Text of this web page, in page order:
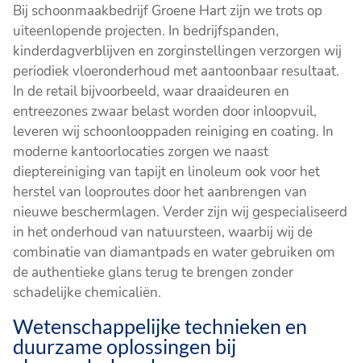
Bij schoonmaakbedrijf Groene Hart zijn we trots op
uiteenlopende projecten. In bedrijfspanden,
kinderdagverblijven en zorginstellingen verzorgen wij
periodiek vloeronderhoud met aantoonbaar resultaat.
In de retail bijvoorbeeld, waar draaideuren en
entreezones zwaar belast worden door inloopvuil,
leveren wij schoonlooppaden reiniging en coating. In
moderne kantoorlocaties zorgen we naast
dieptereiniging van tapijt en linoleum ook voor het
herstel van looproutes door het aanbrengen van
nieuwe beschermlagen. Verder zijn wij gespecialiseerd
in het onderhoud van natuursteen, waarbij wij de
combinatie van diamantpads en water gebruiken om
de authentieke glans terug te brengen zonder
schadelijke chemicaliën.
Wetenschappelijke technieken en
duurzame oplossingen bij